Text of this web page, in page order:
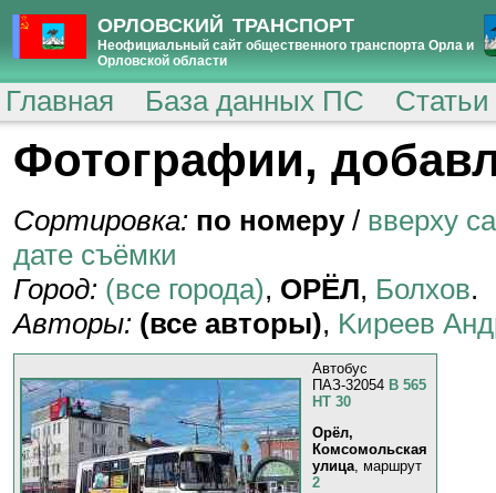
ОРЛОВСКИЙ ТРАНСПОРТ
Неофициальный сайт общественного транспорта Орла и
Орловской области
Главная База данных ПС
Фотографии,
Сортировка: по номеру/ вверху
дате съёмки
Город: (все города), ОРЁЛ, Болхов.
Авторы: (все авторы), Kиpeeв
Автобус
ПАЗ-32054 В 565
НТ 30
Орёл,
Комсомольская
улица, маршрут
2